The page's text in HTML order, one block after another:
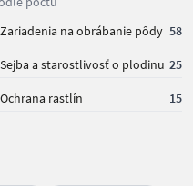
Zariadenia na obrábanie pôdy 58
Sejba a starostlivosť o plodinu 25
Ochrana rastlín 15